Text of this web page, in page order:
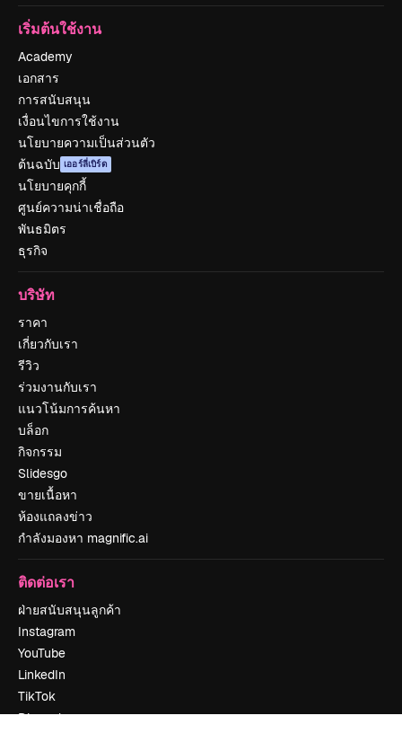
เริ่มต้นใช้งาน
Academy
เอกสาร
การสนับสนุน
เงื่อนไขการใช้งาน
นโยบายความเป็นส่วนตัว
ต้นฉบับ เออร์ลี่เบิร์ด
นโยบายคุกกี้
ศูนย์ความน่าเชื่อถือ
พันธมิตร
ธุรกิจ
บริษัท
ราคา
เกี่ยวกับเรา
รีวิว
ร่วมงานกับเรา
แนวโน้มการค้นหา
บล็อก
กิจกรรม
Slidesgo
ขายเนื้อหา
ห้องแถลงข่าว
กำลังมองหา magnific.ai
ติดต่อเรา
ฝ่ายสนับสนุนลูกค้า
Instagram
YouTube
LinkedIn
TikTok
Discord